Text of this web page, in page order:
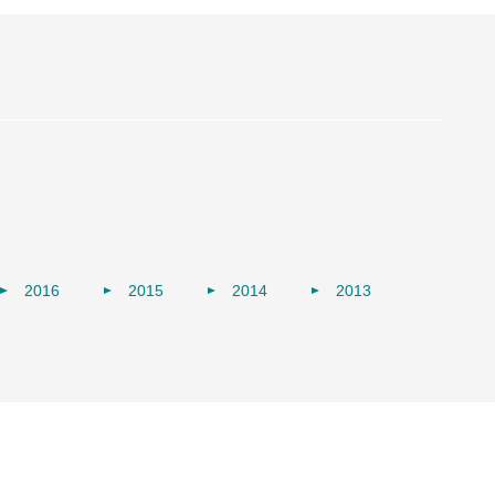
2016 2015 2014 2013